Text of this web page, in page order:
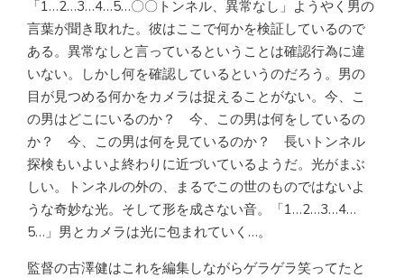
「1…2…3…4…5…〇〇トンネル、異常なし」ようやく男の
言葉が聞き取れた。彼はここで何かを検証しているので
ある。異常なしと言っているということは確認行為に違
いない。しかし何を確認しているというのだろう。男の
目が見つめる何かをカメラは捉えることがない。今、こ
の男はどこにいるのか？ 今、この男は何をしているの
か？ 今、この男は何を見ているのか？ 長いトンネル
探検もいよいよ終わりに近づいているようだ。光がまぶ
しい。トンネルの外の、まるでこの世のものではないよ
うな奇妙な光。そして形を成さない音。「1…2…3…4…
5…」男とカメラは光に包まれていく…。
監督の古澤健はこれを編集しながらゲラゲラ笑ってたと